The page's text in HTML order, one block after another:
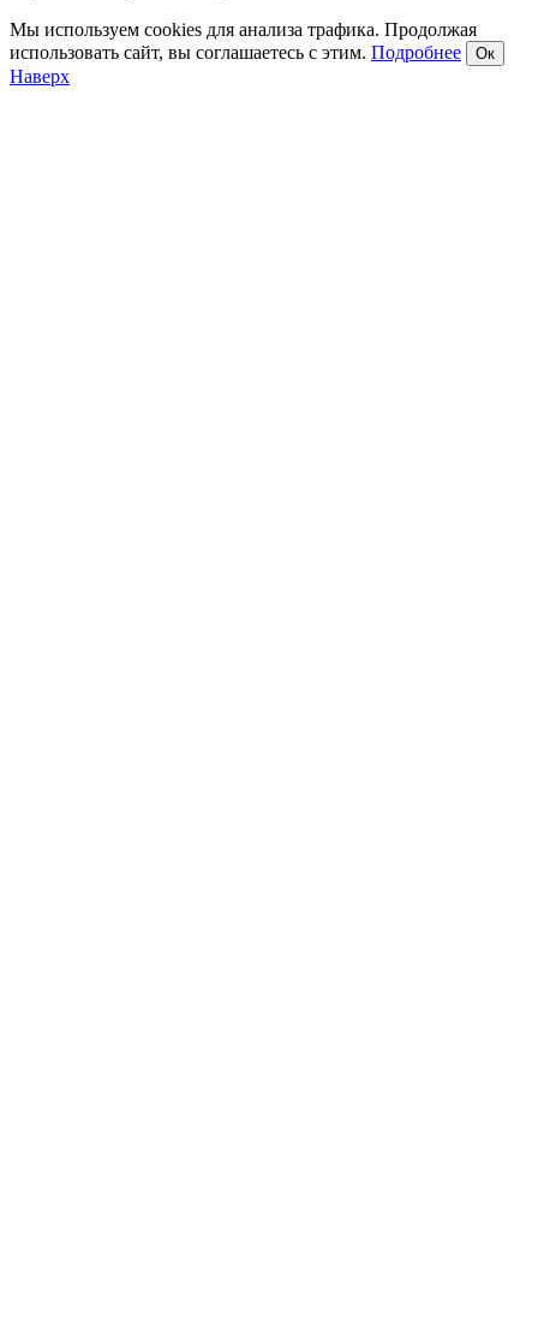
Мы используем cookies для анализа трафика. Продолжая
использовать сайт, вы соглашаетесь с этим. Подробнее Ок
Наверх